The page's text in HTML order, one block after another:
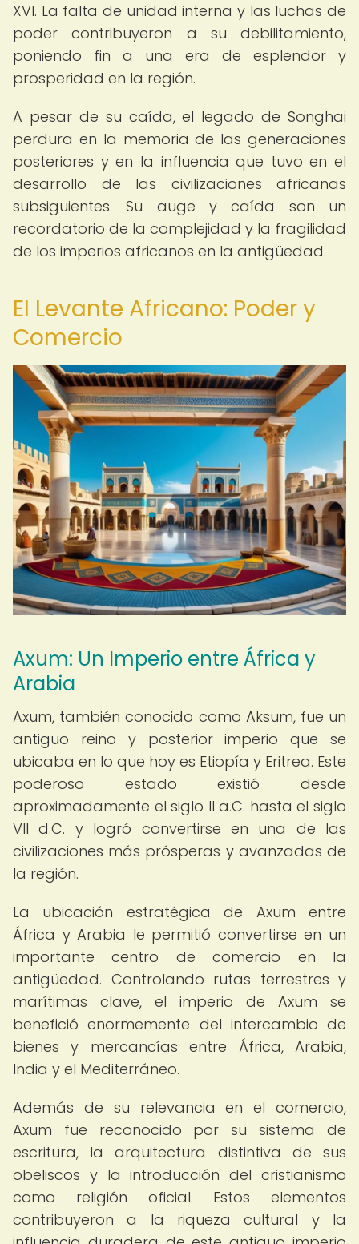
XVI. La falta de unidad interna y las luchas de
poder contribuyeron a su debilitamiento,
poniendo fin a una era de esplendor y
prosperidad en la región.
A pesar de su caída, el legado de Songhai
perdura en la memoria de las generaciones
posteriores y en la influencia que tuvo en el
desarrollo de las civilizaciones africanas
subsiguientes. Su auge y caída son un
recordatorio de la complejidad y la fragilidad
de los imperios africanos en la antigüedad.
El Levante Africano: Poder y
Comercio
Axum: Un Imperio entre África y
Arabia
Axum, también conocido como Aksum, fue un
antiguo reino y posterior imperio que se
ubicaba en lo que hoy es Etiopía y Eritrea. Este
poderoso estado existió desde
aproximadamente el siglo II a.C. hasta el siglo
VII d.C. y logró convertirse en una de las
civilizaciones más prósperas y avanzadas de
la región.
La ubicación estratégica de Axum entre
África y Arabia le permitió convertirse en un
importante centro de comercio en la
antigüedad. Controlando rutas terrestres y
marítimas clave, el imperio de Axum se
benefició enormemente del intercambio de
bienes y mercancías entre África, Arabia,
India y el Mediterráneo.
Además de su relevancia en el comercio,
Axum fue reconocido por su sistema de
escritura, la arquitectura distintiva de sus
obeliscos y la introducción del cristianismo
como religión oficial. Estos elementos
contribuyeron a la riqueza cultural y la